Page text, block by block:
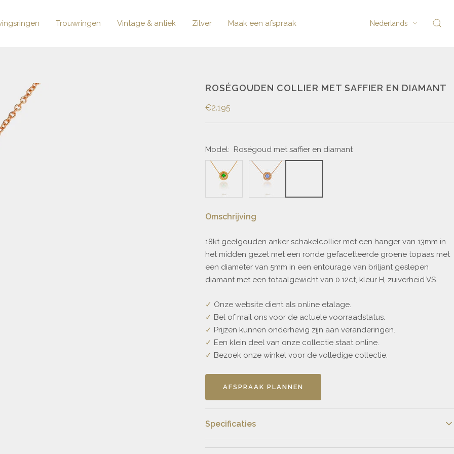
Trouwringen Vintage & antiek Zilver Maak een afspraak Taal
Nederlands
ROSÉGOUDEN COLLIER MET SAFFIER EN DIAMANT
€2.195
Model: Roségoud met saffier en diamant
Omschrijving
18kt geelgouden anker schakelcollier met een hanger van 13mm in
het midden gezet met een ronde gefacetteerde groene topaas met
een diameter van 5mm in een entourage van briljant geslepen
diamant met een totaalgewicht van 0.12ct, kleur H, zuiverheid VS.
✓ Onze website dient als online etalage.
✓ Bel of mail ons voor de actuele voorraadstatus.
✓ Prijzen kunnen onderhevig zijn aan veranderingen.
✓ Een klein deel van onze collectie staat online.
✓ Bezoek onze winkel voor de volledige collectie.
AFSPRAAK PLANNEN
Specificaties
Prijs €2195